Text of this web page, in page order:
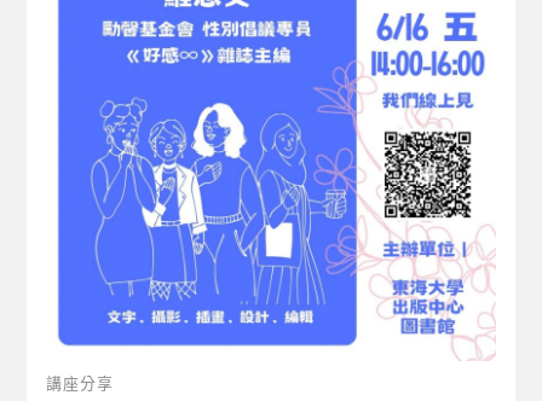
講座分享